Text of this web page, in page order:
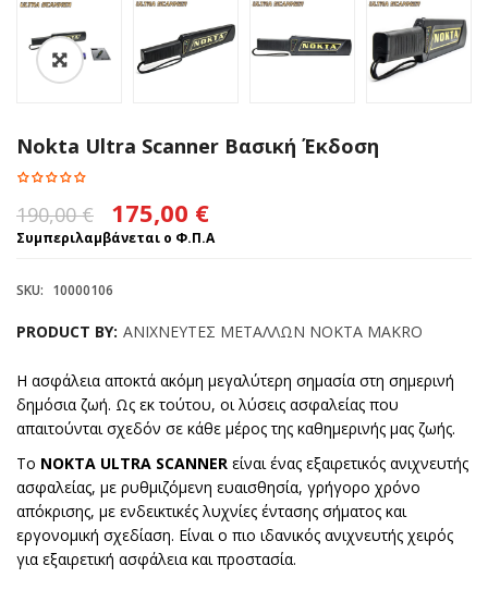
Nokta Ultra Scanner Βασική Έκδοση
190,00€
Original
price
175,00 €
175,00 €.
Συμπεριλαμβάνεται ο Φ.Π.Α
SKU: 10000106
PRODUCT BY: ΑΝΙΧΝΕΥΤΕΣ ΜΕΤΑΛΛΩΝ NOKTA MAKRO
Η ασφάλεια αποκτά ακόμη μεγαλύτερη σημασία στη σημερινή
δημόσια ζωή. Ως εκ τούτου, οι λύσεις ασφαλείας που
απαιτούνται σχεδόν σε κάθε μέρος της καθημερινής μας ζωής.
Το NOKTA ULTRA SCANNER είναι ένας εξαιρετικός ανιχνευτής
ασφαλείας, με ρυθμιζόμενη ευαισθησία, γρήγορο χρόνο
απόκρισης, με ενδεικτικές λυχνίες έντασης σήματος και
εργονομική σχεδίαση. Είναι ο πιο ιδανικός ανιχνευτής χειρός
για εξαιρετική ασφάλεια και προστασία.